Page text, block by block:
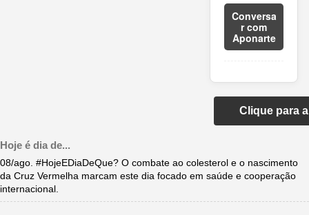
Conversa
r com
Aponarte
Clique para
Hoje é dia de...
08/ago. #HojeEDiaDeQue? O combate ao colesterol e o nascimento
da Cruz Vermelha marcam este dia focado em saúde e cooperação
internacional.